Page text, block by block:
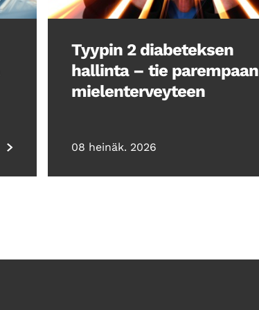
Tyypin 2 diabeteksen
hallinta – tie parempaan
mielenterveyteen
08 heinäk. 2026